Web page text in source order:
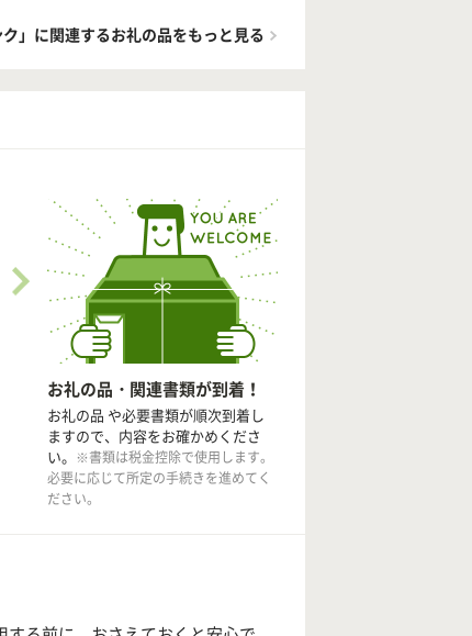
ク」に関連するお礼の品をもっと見る
お礼の品・関連書類が到着！
お礼の品 や必要書類が順次到着し
ますので、内容をお確かめくださ
い。 ※書類は税金控除で使用します。
必要に応じて所定の手続きを進めてく
ださい。